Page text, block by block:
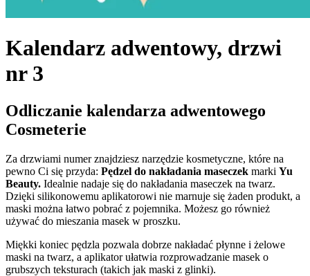
Kalendarz adwentowy, drzwi
nr 3
Odliczanie kalendarza adwentowego
Cosmeterie
Za drzwiami numer znajdziesz narzędzie kosmetyczne, które na
pewno Ci się przyda: Pędzel do nakładania maseczek marki Yu
Beauty. Idealnie nadaje się do nakładania maseczek na twarz.
Dzięki silikonowemu aplikatorowi nie marnuje się żaden produkt, a
maski można łatwo pobrać z pojemnika. Możesz go również
używać do mieszania masek w proszku.
Miękki koniec pędzla pozwala dobrze nakładać płynne i żelowe
maski na twarz, a aplikator ułatwia rozprowadzanie masek o
grubszych teksturach (takich jak maski z glinki).